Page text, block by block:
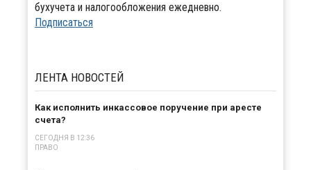
бухучета и налогообложения ежедневно.
Подписаться
ЛЕНТА НОВОСТЕЙ
Как исполнить инкассовое поручение при аресте
счета?
СЕГОДНЯ В 12:36
ПРАВО